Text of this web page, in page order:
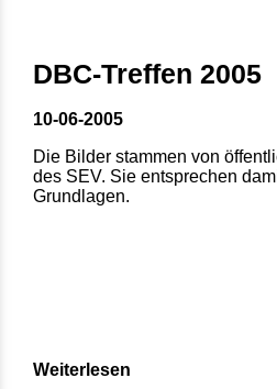
DBC-Treffen 2005
10-06-2005
Die Bilder stammen von
des SEV. Sie entsprechen
Grundlagen.
Weiterlesen